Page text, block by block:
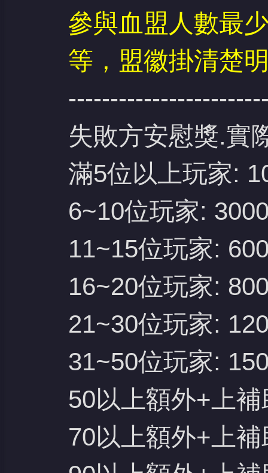
參與血盟人數最
等，盟徽掛清楚
失敗方安慰獎.實
滿5位以上玩家:
6~10位玩家:
11~15位玩家:
16~20位玩家:
21~30位玩家:
31~50位玩家:
50以上額外+上
70以上額外+上